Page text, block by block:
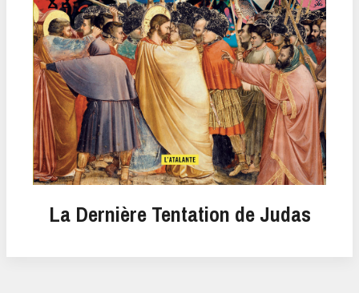
La Dernière Tentation de Judas